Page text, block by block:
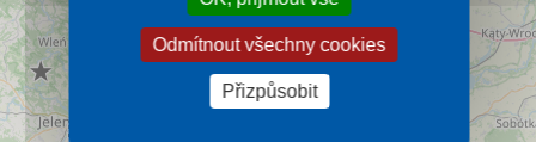
Odmítnout všechny cookies
Přizpůsobit